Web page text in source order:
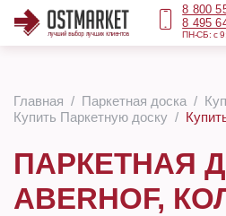
8 800
8 495
ПН-СБ: с
Главная Паркетная доска
Купить Паркетную доску
ПАРКЕТНАЯ
ABERHOF,